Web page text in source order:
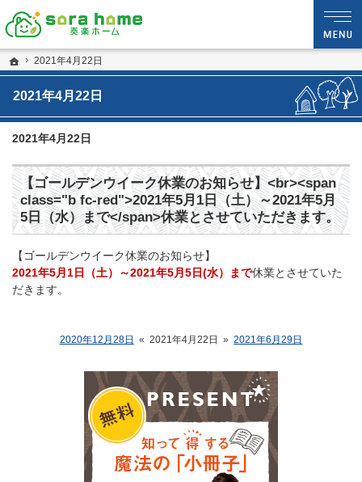
ホーム
2021年4月22日
2021年4月22日
静岡・沼津市の新築・注文住宅・新築戸建てなら夢を現実にする工務店のsora
sora home 奏楽ホーム‐静岡・沼津市の新築・注文住宅・新築戸建てなら工務店の
2021年4月22日
【ゴールデンウイーク休業のお知らせ】<br><span
class="b fc-red">2021年5月1日（土）～2021年5月
5日（水）まで</span>休業とさせていただきます。
【ゴールデンウイーク休業のお知らせ】
2021年5月1日（土）～2021年5月5日(水）まで休業とさせていた
だきます。
2020年12月28日 « 2021年4月22日 » 2021年6月29日